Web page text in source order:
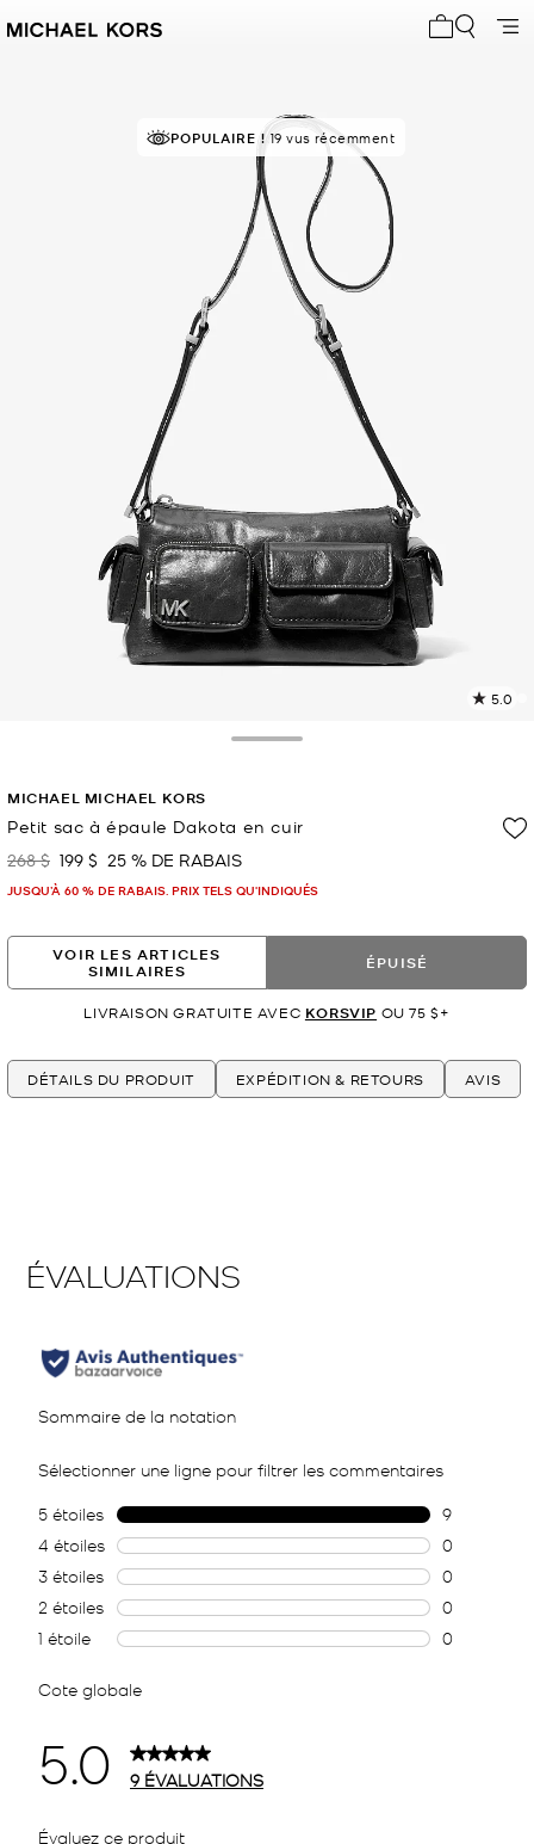
POPULAIRE ! 19 vus récemment
5.0
MICHAEL MICHAEL KORS
Petit sac à épaule Dakota en cuir
était
268 $ maintenant
199 $ 25 % DE RABAIS
JUSQU’À 60 % DE RABAIS. PRIX TELS QU'INDIQUÉS
VOIR LES ARTICLES
SIMILAIRES
ÉPUISÉ
LIVRAISON GRATUITE AVEC KORSVIP OU 75 $+
DÉTAILS DU PRODUIT EXPÉDITION & RETOURS AVIS